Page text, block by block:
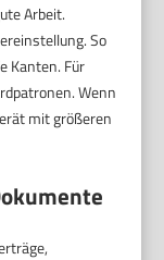
Arbeit.
So
Kanten. Für
Wenn
mit größeren